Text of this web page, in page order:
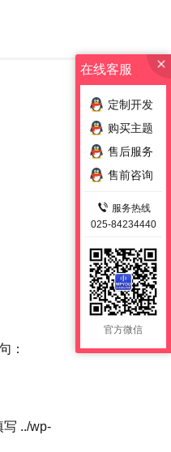
：
写 ../wp-
在线客服
定制开发
购买主题
售后服务
售前咨询
服务热线
025-84234440
官方微信